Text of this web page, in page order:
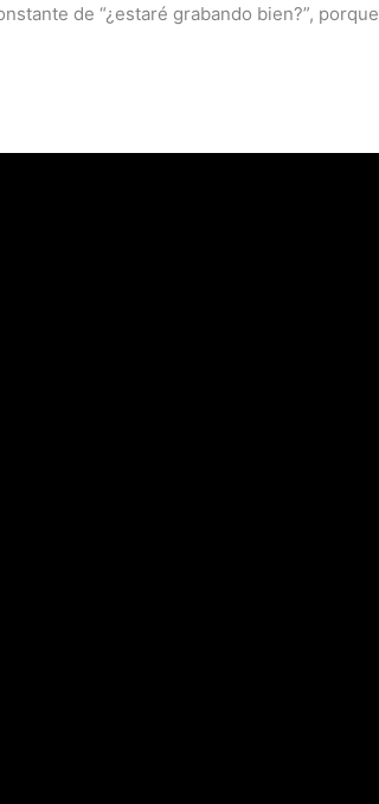
de “¿estaré grabando bien?”, porque